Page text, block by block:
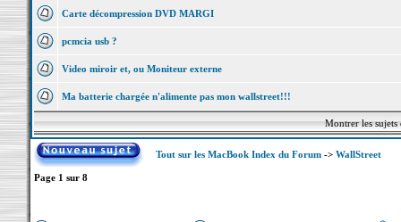
Carte décompression DVD MARGI
pcmcia usb ?
Video miroir et, ou Moniteur externe
Ma batterie chargée n'alimente pas mon wallstreet!!!
Montrer les
Tout sur les MacBook Index du Forum-> WallStreet
Page 1 sur 8